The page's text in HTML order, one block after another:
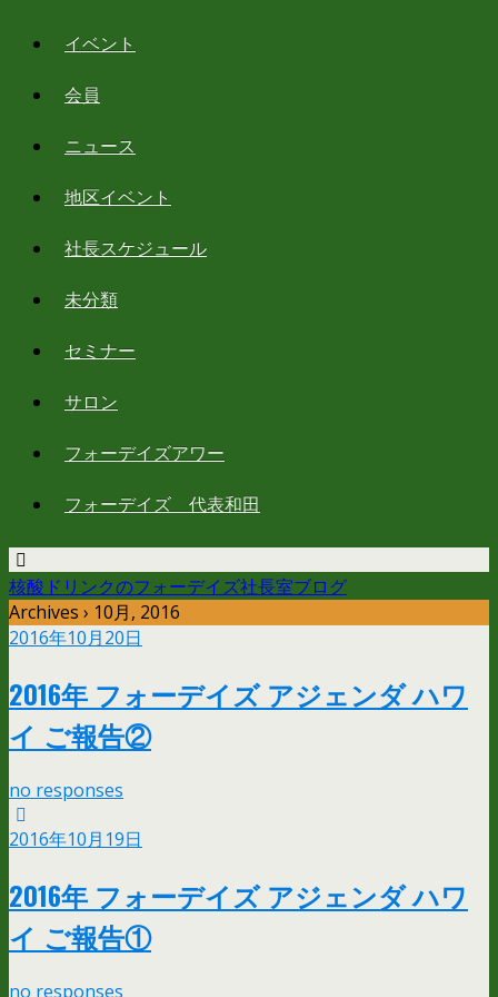
イベント
会員
ニュース
地区イベント
社長スケジュール
未分類
セミナー
サロン
フォーデイズアワー
フォーデイズ 代表和田
核酸ドリンクのフォーデイズ社長室ブログ
Archives › 10月, 2016
2016年10月20日
2016年 フォーデイズ アジェンダ ハワ
イ ご報告②
no responses
2016年10月19日
2016年 フォーデイズ アジェンダ ハワ
イ ご報告①
no responses